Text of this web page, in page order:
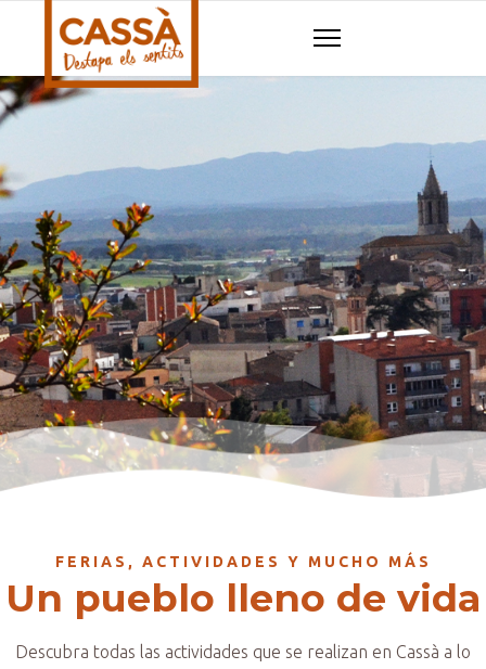
FERIAS, ACTIVIDADES Y MUCHO MÁS
Un pueblo lleno de vida
Descubra todas las actividades que se realizan en Cassà a lo